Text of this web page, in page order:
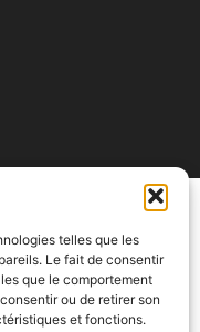
telles que les
Le fait de consentir
que le comportement
ou de retirer son
et fonctions.